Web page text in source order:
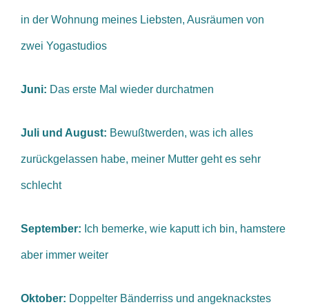
in der Wohnung meines Liebsten, Ausräumen von
zwei Yogastudios
Juni: Das erste Mal wieder durchatmen
Juli und August: Bewußtwerden, was ich alles
zurückgelassen habe, meiner Mutter geht es sehr
schlecht
September: Ich bemerke, wie kaputt ich bin, hamstere
aber immer weiter
Oktober: Doppelter Bänderriss und angeknackstes